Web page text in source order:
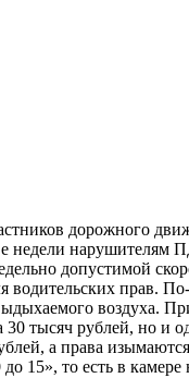
дорожного
недели нарушителям
допустимой
водительских прав.
воздуха.
тысяч рублей, но и
а права
15», то есть в